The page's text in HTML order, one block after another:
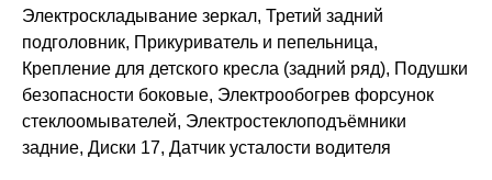
Электроскладывание зеркал, Третий задний
подголовник, Прикуриватель и пепельница,
Крепление для детского кресла (задний ряд), Подушки
безопасности боковые, Электрообогрев форсунок
стеклоомывателей, Электростеклоподъёмники
задние, Диски 17, Датчик усталости водителя